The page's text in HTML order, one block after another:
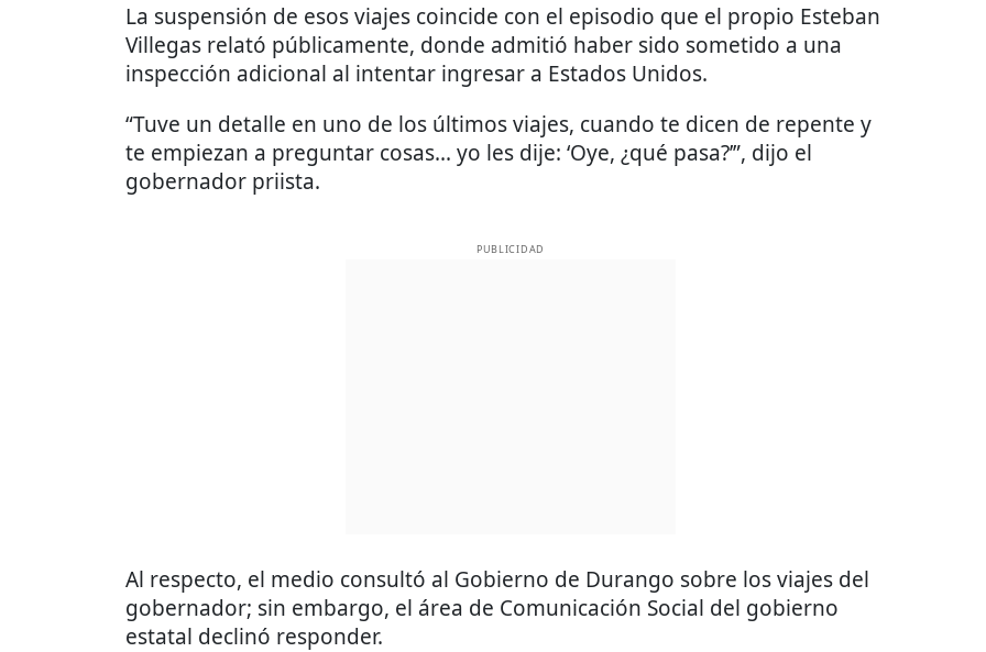
La suspensión de esos viajes coincide con el episodio que el propio Esteban
Villegas relató públicamente, donde admitió haber sido sometido a una
inspección adicional al intentar ingresar a Estados Unidos.
“Tuve un detalle en uno de los últimos viajes, cuando te dicen de repente y
te empiezan a preguntar cosas... yo les dije: ‘Oye, ¿qué pasa?’”, dijo el
gobernador priista.
PUBLICIDAD
Al respecto, el medio consultó al Gobierno de Durango sobre los viajes del
gobernador; sin embargo, el área de Comunicación Social del gobierno
estatal declinó responder.